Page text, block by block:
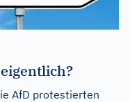
AfD protestierten